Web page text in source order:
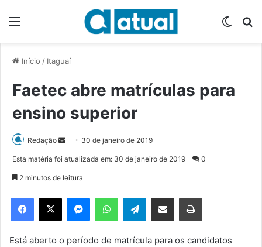
Início / Itaguaí
Faetec abre matrículas para
ensino superior
Redação
d
e
m
e
30 de janeiro de 2019
Esta matéria foi atualizada em: 30 de janeiro de 2019 0
2 minutos de leitura
Telegram
Está aberto o período de matrícula para os candidatos